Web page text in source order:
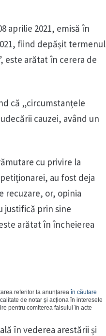
aprilie 2021, emisă în
fiind depășit termenul
este arătat în cerera de
că „circumstanțele
cauzei, având un
cu privire la
au fost deja
recuzare, or, opinia
justifică prin sine
arătat în încheierea
referitor la anunțarea în căutare
de notar și acționa în interesele
pentru comiterea falsului în acte
în vederea arestării și